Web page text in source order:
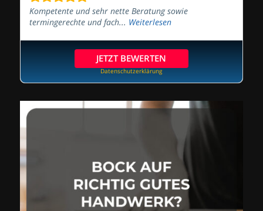
Kompetente und sehr nette Beratung sowie
termingerechte und fach... Weiterlesen
JETZT BEWERTEN
Datenschutzerklärung